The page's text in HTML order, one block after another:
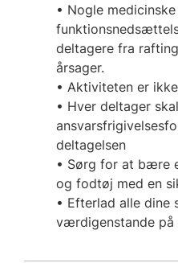
• Nogle
deltagere fra
årsager.
• Aktiviteten er
• Hver deltager
deltagelsen
• Sørg for at bære
og fodtøj med en
• Efterlad alle dine
værdigenstande